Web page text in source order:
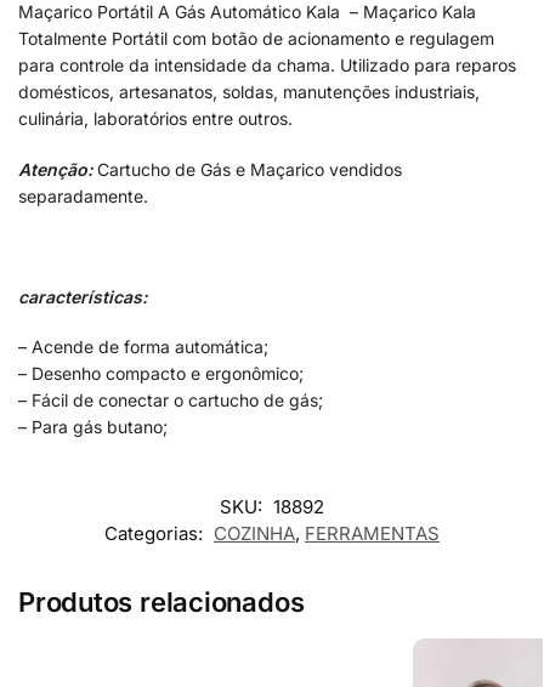
Maçarico Portátil A Gás Automático Kala – Maçarico Kala
Totalmente Portátil com botão de acionamento e regulagem
para controle da intensidade da chama. Utilizado para reparos
domésticos, artesanatos, soldas, manutenções industriais,
culinária, laboratórios entre outros.
Atenção:Cartucho de Gás e Maçarico vendidos
separadamente.
características:
– Acende de forma automática;
– Desenho compacto e ergonômico;
– Fácil de conectar o cartucho de gás;
– Para gás butano;
SKU: 18892
Categorias: COZINHA, FERRAMENTAS
Produtos relacionados